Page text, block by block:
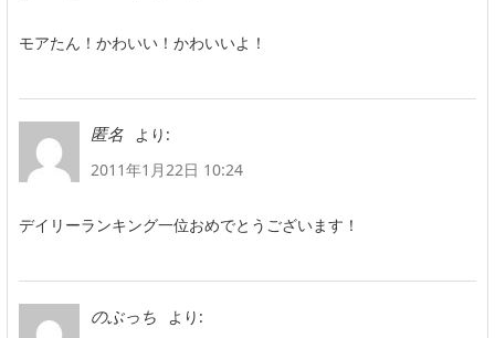
モアたん！かわいい！かわいいよ！
匿名
より:
2011年1月22日 10:24
デイリーランキング一位おめでとうございます！
のぶっち より: